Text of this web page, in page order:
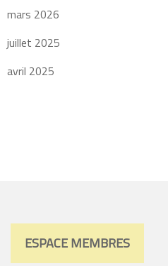
mars 2026
juillet 2025
avril 2025
ESPACE MEMBRES